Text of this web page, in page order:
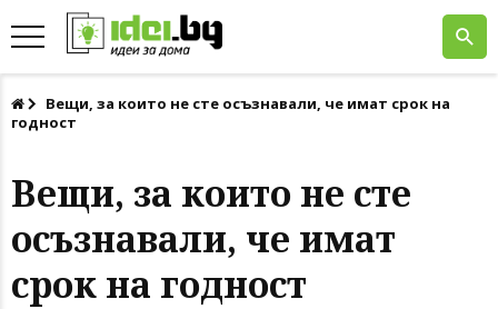
Вещи, за които не сте осъзнавали, че имат срок на
годност
Вещи, за които не сте
осъзнавали, че имат
срок на годност